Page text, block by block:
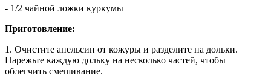
- 1/2 чайной ложки куркумы
Приготовление:
1. Очистите апельсин от кожуры и разделите на дольки.
Нарежьте каждую дольку на несколько частей, чтобы
облегчить смешивание.